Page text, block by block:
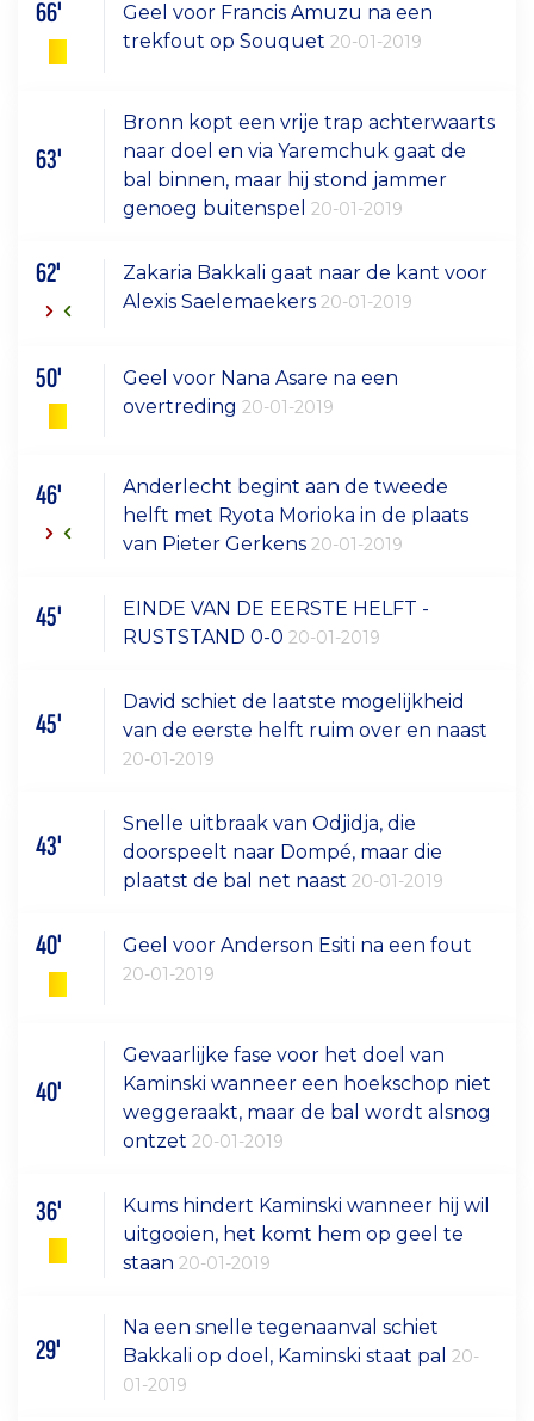
66'
Geel voor Francis Amuzu na een
trekfout op Souquet20-01-2019
63'
Bronn kopt een vrije trap achterwaarts
naar doel en via Yaremchuk gaat de
bal binnen, maar hij stond jammer
genoeg buitenspel20-01-2019
62'
Zakaria Bakkali gaat naar de kant voor
Alexis Saelemaekers20-01-2019
50'
Geel voor Nana Asare na een
overtreding20-01-2019
46'
Anderlecht begint aan de tweede
helft met Ryota Morioka in de plaats
van Pieter Gerkens20-01-2019
45'
EINDE VAN DE EERSTE HELFT -
RUSTSTAND 0-020-01-2019
45'
David schiet de laatste mogelijkheid
van de eerste helft ruim over en naast
20-01-2019
43'
Snelle uitbraak van Odjidja, die
doorspeelt naar Dompé, maar die
plaatst de bal net naast20-01-2019
40' Geel voor Anderson Esiti na een fout
20-01-2019
40'
Gevaarlijke fase voor het doel van
Kaminski wanneer een hoekschop niet
weggeraakt, maar de bal wordt alsnog
ontzet20-01-2019
36'
Kums hindert Kaminski wanneer hij wil
uitgooien, het komt hem op geel te
staan20-01-2019
29'
Na een snelle tegenaanval schiet
Bakkali op doel, Kaminski staat pal20-
01-2019